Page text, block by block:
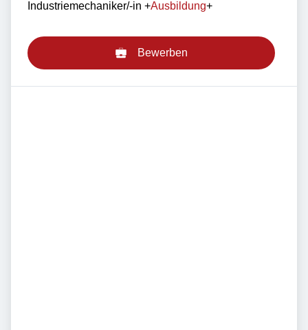
Industriemechaniker/-in +Ausbildung+
Bewerben